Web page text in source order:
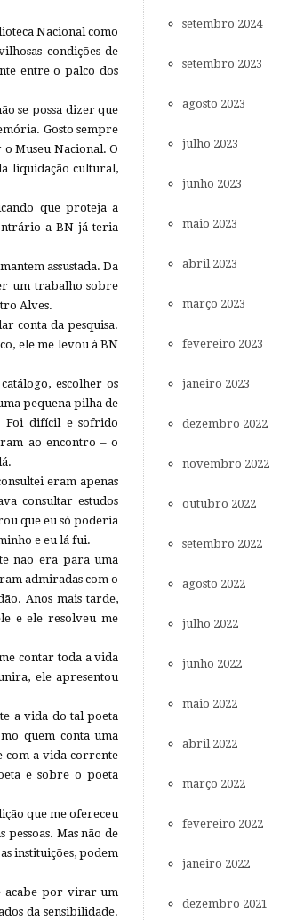
Nacional como
condições de
entre o palco dos
se possa dizer que
Gosto sempre
Museu Nacional. O
liquidação cultural,
que proteja a
a BN já teria
assustada. Da
um trabalho sobre
Alves.
conta da pesquisa.
ele me levou à BN
escolher os
pequena pilha de
Foi difícil e sofrido
ao encontro – o
eram apenas
consultar estudos
que eu só poderia
e eu lá fui.
não era para uma
admiradas com o
Anos mais tarde,
e ele resolveu me
contar toda a vida
ele apresentou
a vida do tal poeta
quem conta uma
com a vida corrente
e sobre o poeta
que me ofereceu
Mas não de
instituições, podem
acabe por virar um
da sensibilidade.
setembro 2024
setembro 2023
agosto 2023
julho 2023
junho 2023
maio 2023
abril 2023
março 2023
fevereiro 2023
janeiro 2023
dezembro 2022
novembro 2022
outubro 2022
setembro 2022
agosto 2022
julho 2022
junho 2022
maio 2022
abril 2022
março 2022
fevereiro 2022
janeiro 2022
dezembro 2021